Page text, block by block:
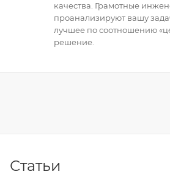
качества. Грамотные
проанализируют вашу
лучшее по соотношению
решение.
Статьи